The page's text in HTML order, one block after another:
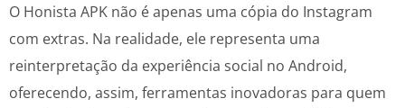
O Honista APK não é apenas uma cópia do Instagram
com extras. Na realidade, ele representa uma
reinterpretação da experiência social no Android,
oferecendo, assim, ferramentas inovadoras para quem